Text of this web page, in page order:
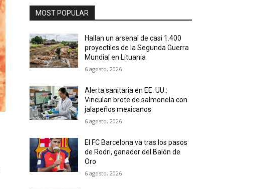
MOST POPULAR
Hallan un arsenal de casi 1.400
proyectiles de la Segunda Guerra
Mundial en Lituania
6 agosto, 2026
Alerta sanitaria en EE. UU.:
Vinculan brote de salmonela con
jalapeños mexicanos
6 agosto, 2026
El FC Barcelona va tras los pasos
de Rodri, ganador del Balón de
Oro
6 agosto, 2026